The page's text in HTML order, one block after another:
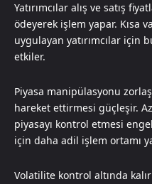
Yatırımcılar alış ve satış
ödeyerek işlem yapar. Kısa
uygulayan yatırımcılar için
etkiler.
Piyasa manipülasyonu
hareket ettirmesi güçleşir.
piyasayı kontrol etmesi
için daha adil işlem ortamı
Volatilite kontrol altında